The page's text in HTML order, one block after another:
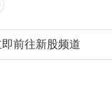
前往新股频道